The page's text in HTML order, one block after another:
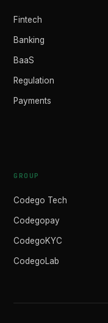
Fintech
Banking
BaaS
Regulation
Payments
GROUP
Codego Tech
Codegopay
CodegoKYC
CodegoLab